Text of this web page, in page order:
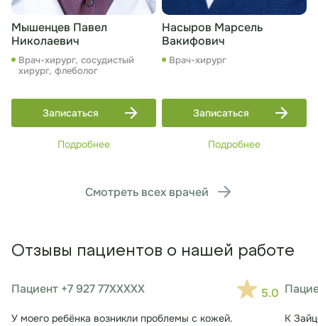
Мышенцев Павел
Николаевич
Врач-хирург, сосудистый
хирург, флеболог
Записаться
Подробнее
Насыров Марсель
Вакифович
Врач-хирург
Записаться
Подробнее
Смотреть всех врачей
Отзывы пациентов о нашей работе
Пациент +7 927 77XXXXX 5.0
У моего ребёнка возникли проблемы с кожей.
К